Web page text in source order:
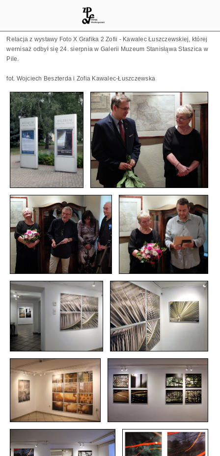
Relacja z wystawy Foto X Grafika 2 Zofii - Kawalec Łuszczewskiej, której
wernisaż odbył się 24. sierpnia w Galerii Muzeum Stanisłąwa Staszica w
Pile.
fot. Wojciech Beszterda i Zofia Kawalec-Łuszczewska